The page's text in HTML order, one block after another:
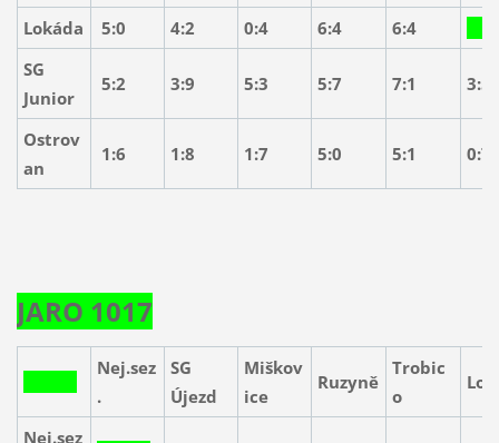
Lokáda 5:0 4:2 0:4 6:4
6:4
SG
Junior
5:2 3:9 5:3 5:7 7:1 3:5
Ostrov
an
1:6 1:8 1:7 5:0 5:1 0:7
JARO 1017
Nej.sez
.
SG
Újezd
Miškov
ice
Ruzyně
Trobic
o
Nej.sez